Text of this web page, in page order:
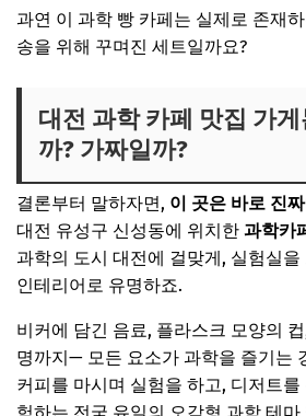
과연 이 과학 빵 카페는 실제로 존재
송을 위해 꾸며진 세트일까요?
대전 과학 카페 맛집 가
까? 가짜일까?
결론부터 말하자면, 이 곳은 바로 진
대전 유성구 신성동에 위치한 과학카
과학의 도시 대전에 걸맞게, 실험실
인테리어로 유명하죠.
비커에 담긴 음료, 플라스크 모양의
명까지— 모든 요소가 과학을 즐기는
커피를 마시며 실험을 하고, 디저트